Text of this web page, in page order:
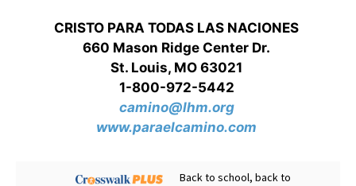
CRISTO PARA TODAS LAS NACIONES
660 Mason Ridge Center Dr.
St. Louis, MO 63021
1-800-972-5442
camino@lhm.org
www.paraelcamino.com